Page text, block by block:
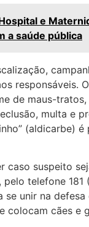
e
a saúde pública
responsáveis. O
de maus-
multa e
(aldicarbe)
caso suspeito
telefone 181
se unir na defesa
colocam cães e